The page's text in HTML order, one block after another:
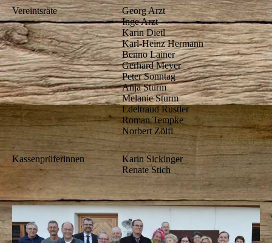
Vereintsräte
Georg Arzt
Inge Arzt
Karin Dietl
Karl-Heinz Hermann
Benno Lainer
Gerhard Meyer
Peter Sonntag
Anja Sturm
Melanie Sturm
Edeltraud Rustler
Roman Tempke
Norbert Zölfl
Kassenprüferinnen
Karin Sickinger
Renate Stich